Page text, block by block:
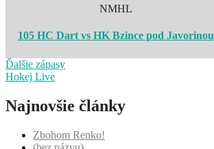
NMHL
105 HC Dart vs HK Bzince pod Javorinou
Ďalšie zápasy
Hokej Live
Najnovšie články
Zbohom Renko!